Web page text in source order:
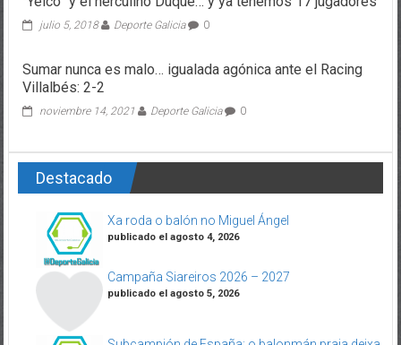
julio 5, 2018 Deporte Galicia 0
Sumar nunca es malo… igualada agónica ante el Racing
Villalbés: 2-2
noviembre 14, 2021 Deporte Galicia 0
Destacado
Xa roda o balón no Miguel Ángel
publicado el agosto 4, 2026
Campaña Siareiros 2026 – 2027
publicado el agosto 5, 2026